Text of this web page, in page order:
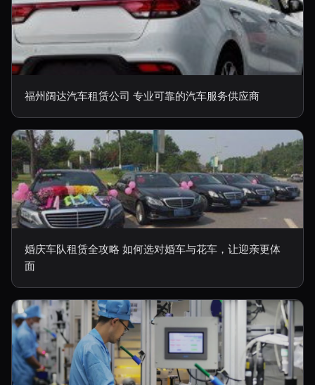
福州阔达汽车租赁公司 专业可靠的汽车服务供应商
婚庆车队租赁全攻略 如何选对婚车与花车，让迎亲更体
面